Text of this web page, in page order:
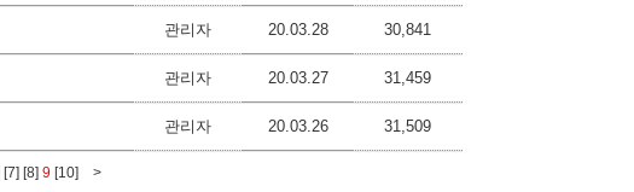
관리자 20.03.28 30,841
관리자 20.03.27 31,459
관리자 20.03.26 31,509
[7] [8] 9 [10] >